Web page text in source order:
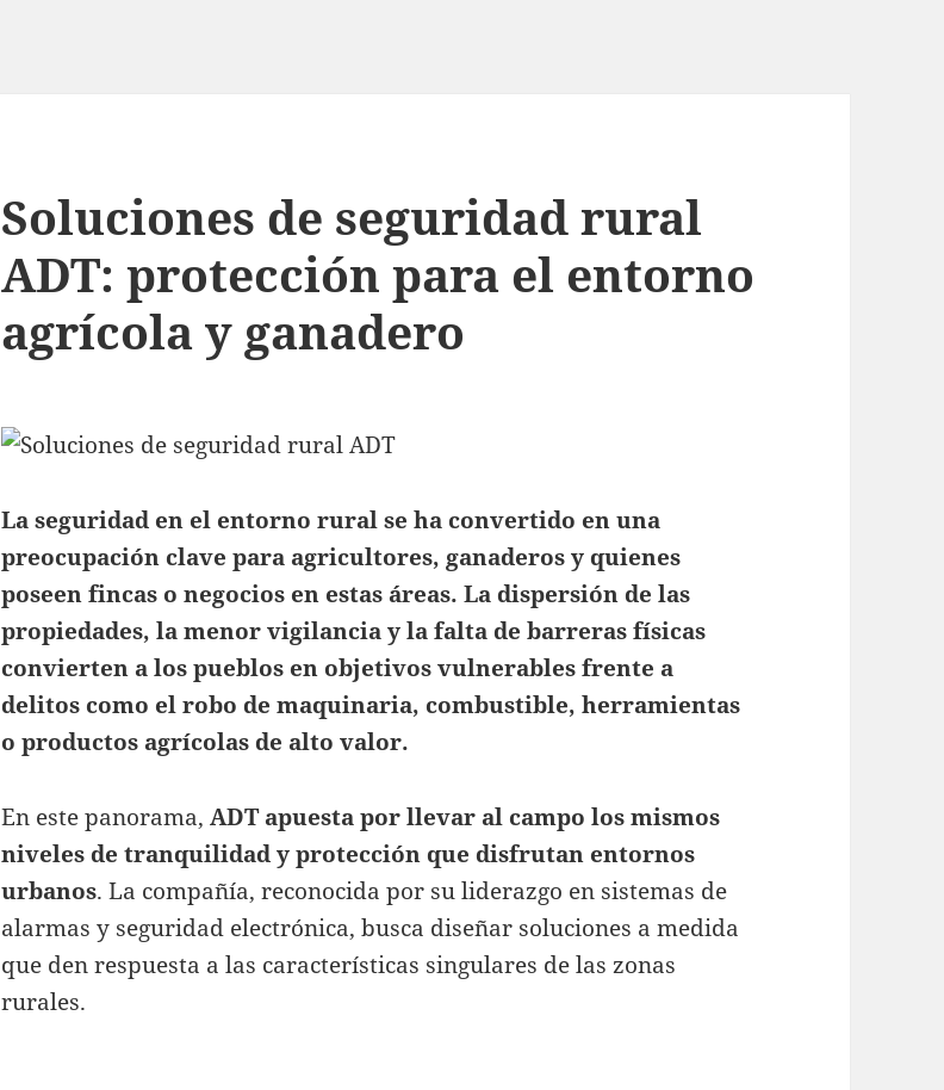
Soluciones de seguridad rural
ADT: protección para el entorno
agrícola y ganadero
La seguridad en el entorno rural se ha convertido en una
preocupación clave para agricultores, ganaderos y quienes
poseen fincas o negocios en estas áreas. La dispersión de las
propiedades, la menor vigilancia y la falta de barreras físicas
convierten a los pueblos en objetivos vulnerables frente a
delitos como el robo de maquinaria, combustible, herramientas
o productos agrícolas de alto valor.
En este panorama,ADT apuesta por llevar al campo los mismos
niveles de tranquilidad y protección que disfrutan entornos
urbanos. La compañía, reconocida por su liderazgo en sistemas de
alarmas y seguridad electrónica, busca diseñar soluciones a medida
que den respuesta a las características singulares de las zonas
rurales.